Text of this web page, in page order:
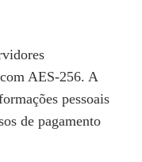
AES‑256. A
pessoais
de pagamento